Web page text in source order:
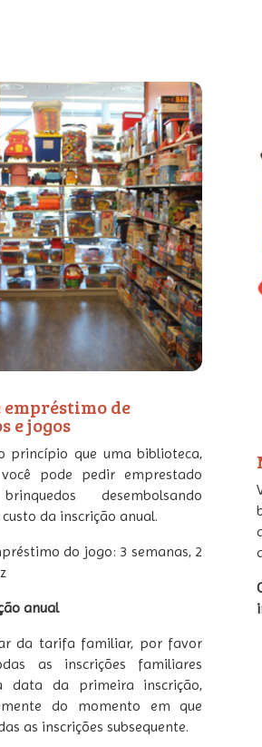
empréstimo de
e jogos
princípio que uma biblioteca,
pode pedir emprestado
desembolsando
da inscrição anual.
do jogo: 3 semanas, 2
anual
da tarifa familiar, por favor
as inscrições familiares
data da primeira inscrição,
do momento em que
as inscrições subsequente.